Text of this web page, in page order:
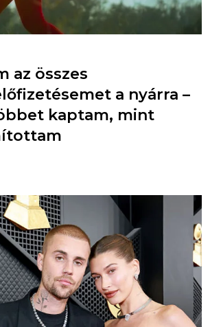
az összes
a nyárra –
kaptam, mint